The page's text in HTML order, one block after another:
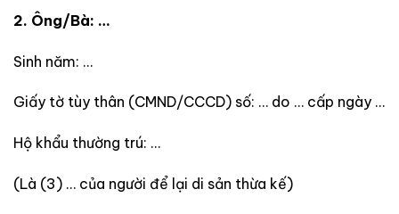
2. Ông/Bà: …
Sinh năm: …
Giấy tờ tùy thân (CMND/CCCD) số: … do … cấp ngày …
Hộ khẩu thường trú: …
(Là (3) … của người để lại di sản thừa kế)